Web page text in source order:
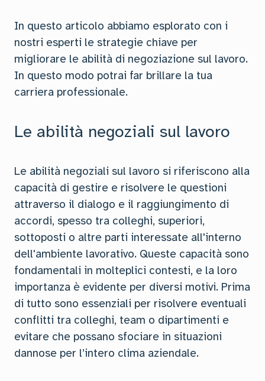
In questo articolo abbiamo esplorato con i
nostri esperti le strategie chiave per
migliorare le abilità di negoziazione sul lavoro.
In questo modo potrai far brillare la tua
carriera professionale.
Le abilità negoziali sul lavoro
Le abilità negoziali sul lavoro si riferiscono alla
capacità di gestire e risolvere le questioni
attraverso il dialogo e il raggiungimento di
accordi, spesso tra colleghi, superiori,
sottoposti o altre parti interessate all'interno
dell'ambiente lavorativo. Queste capacità sono
fondamentali in molteplici contesti, e la loro
importanza è evidente per diversi motivi. Prima
di tutto sono essenziali per risolvere eventuali
conflitti tra colleghi, team o dipartimenti e
evitare che possano sfociare in situazioni
dannose per l’intero clima aziendale.